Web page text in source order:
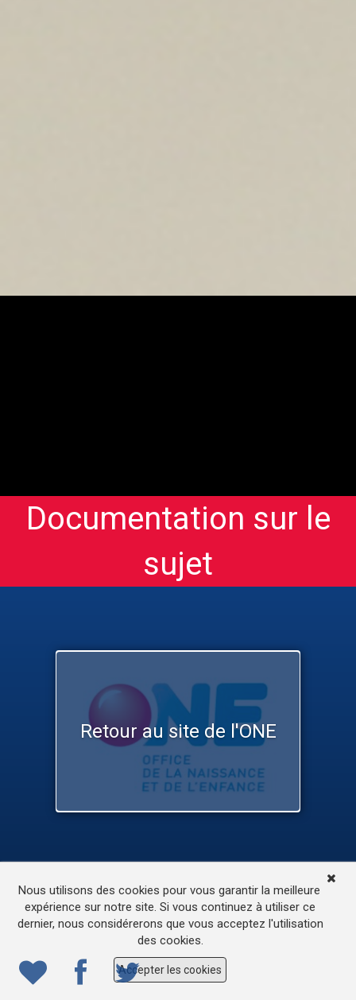
Documentation sur le
sujet
Retour au site de l'ONE
L’accessibilité de ce site
© 2022ONE.be– Production : Dew production – Tous
droits réservés – Webdesign: Lokidor
Nous utilisons des cookies pour vous garantir la meilleure
expérience sur notre site. Si vous continuez à utiliser ce
dernier, nous considérerons que vous acceptez l'utilisation
des cookies.
Accepter les cookies